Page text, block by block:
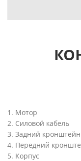
1. Мотор
2. Силовой кaбель
3. Задний кронштейн
4. Передний
5. Корпус